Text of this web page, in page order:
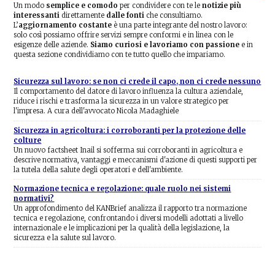
Un modo semplice e comodo per condividere con te lenotizie più
interessanti direttamente dalle fonti che consultiamo.
L’aggiornamento costante è una parte integrante del nostro lavoro:
solo così possiamo offrire servizi sempre conformi e in linea con le
esigenze delle aziende. Siamo curiosi e lavoriamo con passione e in
questa sezione condividiamo con te tutto quello che impariamo.
Sicurezza sul lavoro: se non ci crede il capo, non ci crede nessuno
Il comportamento del datore di lavoro influenza la cultura aziendale,
riduce i rischi e trasforma la sicurezza in un valore strategico per
l'impresa. A cura dell'avvocato Nicola Madaghiele
Sicurezza in agricoltura: i corroboranti per la protezione delle
colture
Un nuovo factsheet Inail si sofferma sui corroboranti in agricoltura e
descrive normativa, vantaggi e meccanismi d'azione di questi supporti per
la tutela della salute degli operatori e dell'ambiente.
Normazione tecnica e regolazione: quale ruolo nei sistemi
normativi?
Un approfondimento del KANBrief analizza il rapporto tra normazione
tecnica e regolazione, confrontando i diversi modelli adottati a livello
internazionale e le implicazioni per la qualità della legislazione, la
sicurezza e la salute sul lavoro.